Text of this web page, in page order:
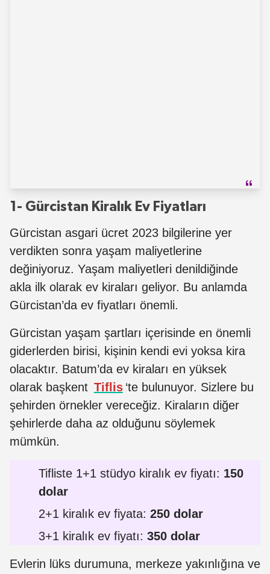
1- Gürcistan Kiralık Ev Fiyatları
Gürcistan asgari ücret 2023 bilgilerine yer
verdikten sonra yaşam maliyetlerine
değiniyoruz. Yaşam maliyetleri denildiğinde
akla ilk olarak ev kiraları geliyor. Bu anlamda
Gürcistan’da ev fiyatları önemli.
Gürcistan yaşam şartları içerisinde en önemli
giderlerden birisi, kişinin kendi evi yoksa kira
olacaktır. Batum’da ev kiraları en yüksek
olarak başkent Tiflis ‘te bulunuyor. Sizlere bu
şehirden örnekler vereceğiz. Kiraların diğer
şehirlerde daha az olduğunu söylemek
mümkün.
Tifliste 1+1 stüdyo kiralık ev fiyatı: 150
dolar
2+1 kiralık ev fiyata: 250 dolar
3+1 kiralık ev fiyatı: 350 dolar
Evlerin lüks durumuna, merkeze yakınlığına ve